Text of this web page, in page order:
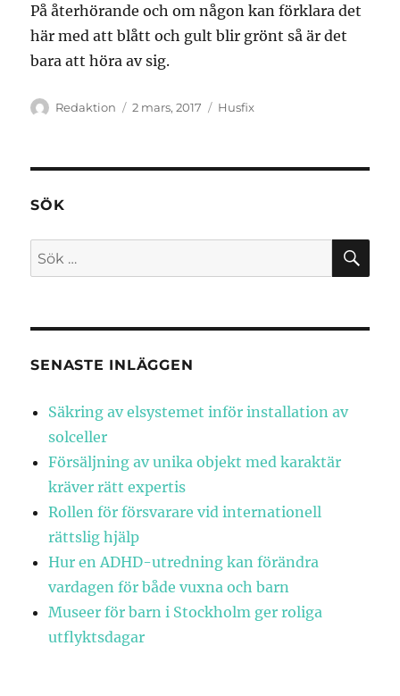
På återhörande och om någon kan förklara det
här med att blått och gult blir grönt så är det
bara att höra av sig.
Författare
Redaktion
Publicerat
2 mars, 2017 Kategorier
Husfix
SÖK
Sök
efter:
SENASTE INLÄGGEN
Säkring av elsystemet inför installation av
solceller
Försäljning av unika objekt med karaktär
kräver rätt expertis
Rollen för försvarare vid internationell
rättslig hjälp
Hur en ADHD-utredning kan förändra
vardagen för både vuxna och barn
Museer för barn i Stockholm ger roliga
utflyktsdagar